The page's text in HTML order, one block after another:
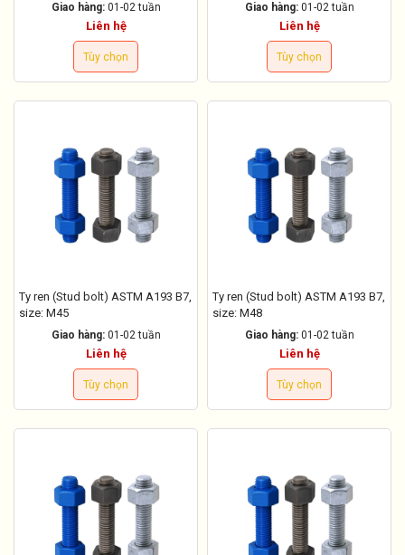
Giao hàng: 01-02 tuần
Liên hệ
Tùy chọn
Giao hàng: 01-02 tuần
Liên hệ
Tùy chọn
Ty ren (Stud bolt) ASTM A193 B7,
size: M45
Giao hàng: 01-02 tuần
Liên hệ
Tùy chọn
Ty ren (Stud bolt) ASTM A193 B7,
size: M48
Giao hàng: 01-02 tuần
Liên hệ
Tùy chọn